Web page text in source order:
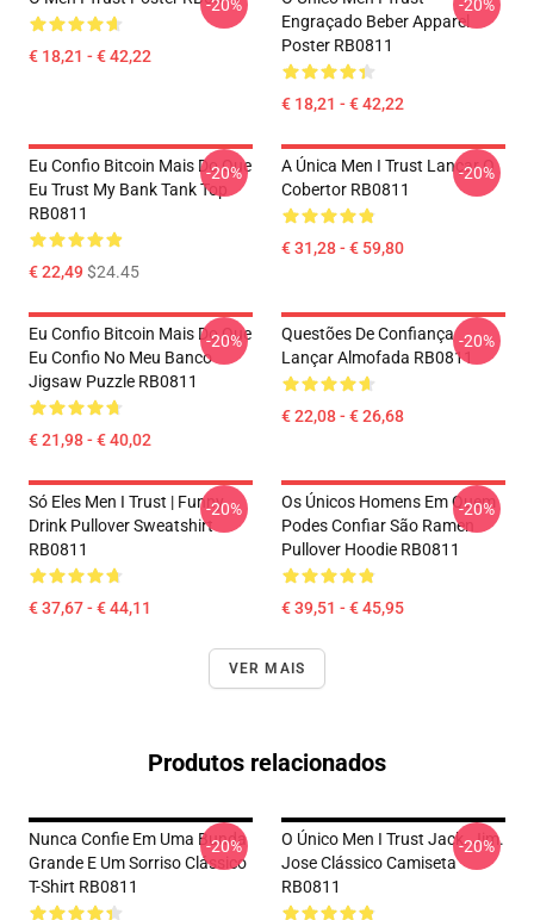
€ 18,21 - € 42,22
-20%
Engraçado Beber Apparel
Poster RB0811
€ 18,21 - € 42,22
-20%
Eu Confio Bitcoin Mais Do Que
Eu Trust My Bank Tank Top
RB0811
€ 22,49$24.45
-20%
A Única Men I Trust Lançar O
Cobertor RB0811
€ 31,28 - € 59,80
-20%
Eu Confio Bitcoin Mais Do Que
Eu Confio No Meu Banco
Jigsaw Puzzle RB0811
€ 21,98 - € 40,02
-20%
Questões De Confiança
Lançar Almofada RB0811
€ 22,08 - € 26,68
-20%
Só Eles Men I Trust | Funny
Drink Pullover Sweatshirt
RB0811
€ 37,67 - € 44,11
-20%
Os Únicos Homens Em Quem
Podes Confiar São Ramen
Pullover Hoodie RB0811
€ 39,51 - € 45,95
-20%
VER MAIS
Produtos relacionados
Nunca Confie Em Uma Bunda
Grande E Um Sorriso Clássico
T-Shirt RB0811
-20%
O Único Men I Trust Jack. Jim.
Jose Clássico Camiseta
RB0811
-20%